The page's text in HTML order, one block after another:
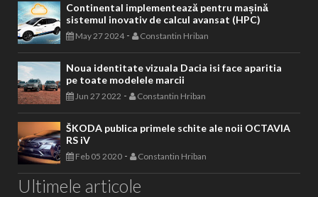
Continental implementează pentru mașină
sistemul inovativ de calcul avansat (HPC)
May 27 2024- Constantin Hriban
Noua identitate vizuala Dacia isi face aparitia
pe toate modelele marcii
Jun 27 2022 - Constantin Hriban
ŠKODA publica primele schite ale noii OCTAVIA
RS iV
Feb 05 2020 - Constantin Hriban
Ultimele articole